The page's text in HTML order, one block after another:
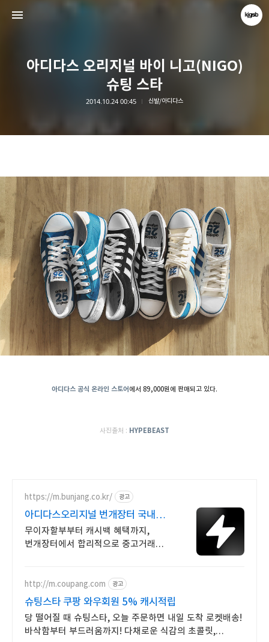
아디다스 오리지널 바이 니고(NIGO)
슈팅 스타
2014.10.24 00:45 신발/아디다스
아디다스 공식 온라인 스토어에서 89,000원에 판매되고 있다.
사진출처 : HYPEBEAST
https://m.bunjang.co.kr/ 광고
아디다스오리지널 번개장터 국내
최대 브랜드 중고거래
무이자할부부터 캐시백 혜택까지,
번개장터에서 합리적으로 중고거래
상품 업로드
http://m.coupang.com 광고
슈팅스타 쿠팡 와우회원 5% 캐시적립
당 떨어질 때 슈팅스타, 오늘 주문하면 내일 도착 로켓배송!
바삭함부터 부드러움까지! 다채로운 식감의 초콜릿,
kjgsb